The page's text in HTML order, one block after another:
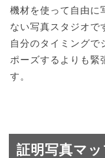
機材を使って自由に
ない写真スタジオで
自分のタイミングで
ポーズするよりも緊
す。
証明写真マ